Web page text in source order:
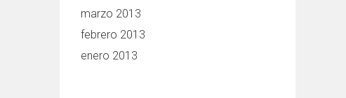
marzo 2013
febrero 2013
enero 2013